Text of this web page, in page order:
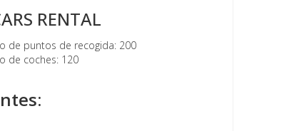
RENTAL
de puntos de recogida: 200
de coches: 120